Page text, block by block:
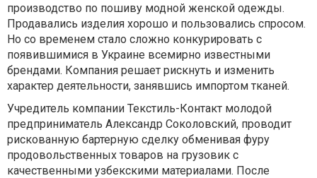
производство по пошиву модной женской одежды.
Продавались изделия хорошо и пользовались спросом.
Но со временем стало сложно конкурировать с
появившимися в Украине всемирно известными
брендами. Компания решает рискнуть и изменить
характер деятельности, занявшись импортом тканей.
Учредитель компании Текстиль-Контакт молодой
предприниматель Александр Соколовский, проводит
рискованную бартерную сделку обменивая фуру
продовольственных товаров на грузовик с
качественными узбекскими материалами. После